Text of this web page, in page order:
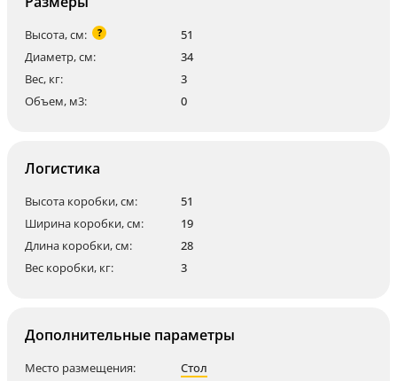
Высота, см: ?
51
Диаметр, см:
34
Вес, кг:
3
Объем, м3:
0
Логистика
Высота коробки, см:
51
Ширина коробки, см:
19
Длина коробки, см:
28
Вес коробки, кг:
3
Дополнительные параметры
Место размещения:
Стол